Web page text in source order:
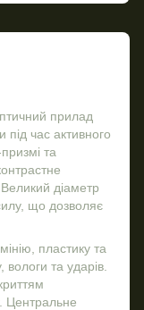
прилад
під час активного
та
Великий діаметр
що дозволяє
пластику та
та ударів.
Центральне